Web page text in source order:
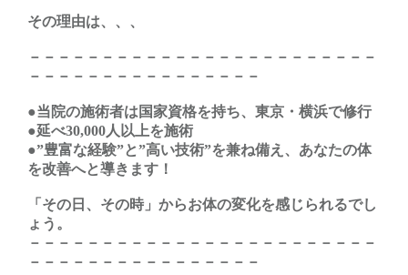
その理由は、、、
－－－－－－－－－－－－－－－－－－－－－－－－
－－－－－－－－－－－－－－－－
●当院の施術者は国家資格を持ち、東京・横浜で修行
●延べ30,000人以上を施術
●”豊富な経験”と”高い技術”を兼ね備え、あなたの体
を改善へと導きます！
「その日、その時」からお体の変化を感じられるでし
ょう。
－－－－－－－－－－－－－－－－－－－－－－－－
－－－－－－－－－－－－－－－－